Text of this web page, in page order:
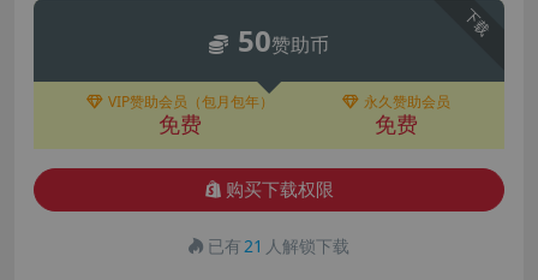
下载
50赞助币
VIP赞助会员（包月包年）
免费
永久赞助会员
免费
购买下载权限
已有 21 人解锁下载